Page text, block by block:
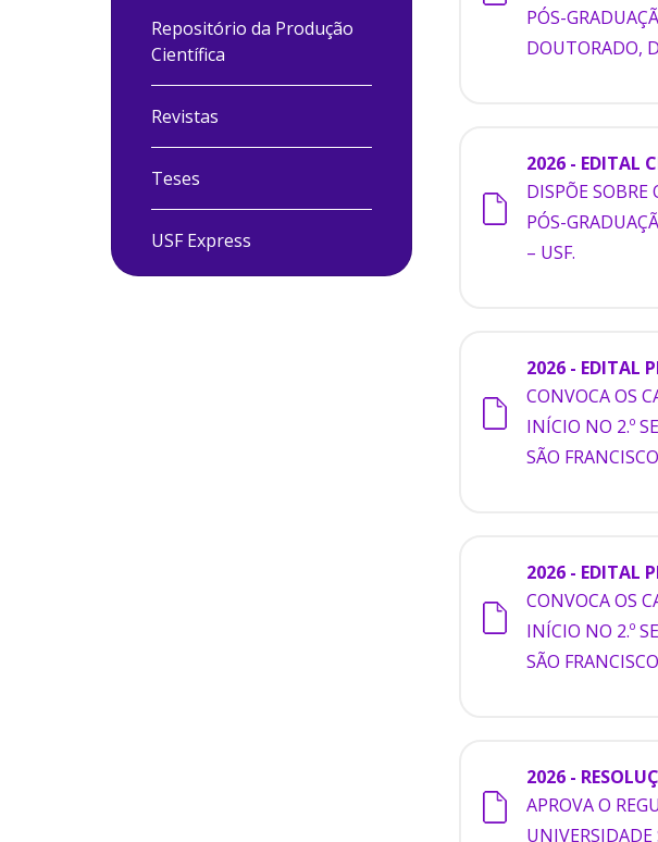
Repositório da Produção
Científica
Revistas
Teses
USF Express
PÓS-
DOUTORADO,
2026 - EDITAL
DISPÕE SOBRE
PÓS-
– USF.
2026 - EDITAL
CONVOCA OS
INÍCIO NO 2.º
SÃO
2026 - EDITAL
CONVOCA OS
INÍCIO NO 2.º
SÃO
2026 -
APROVA O
UNIVERSIDADE